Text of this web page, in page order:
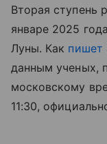
Вторая ступень
январе 2025
Луны. Как пишет
данным ученых,
московскому
11:30,